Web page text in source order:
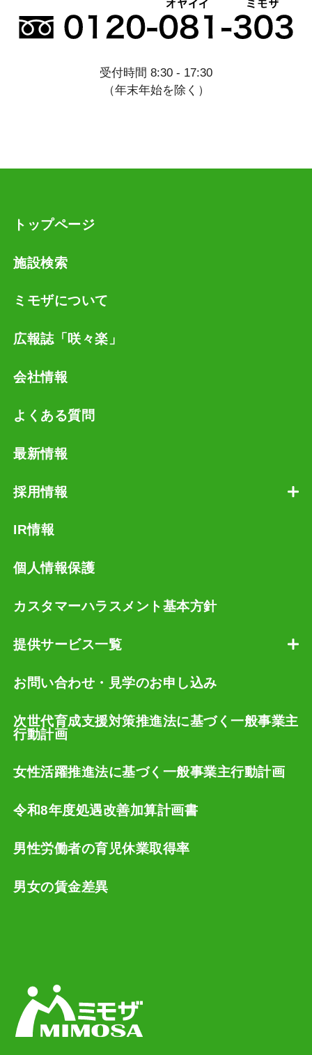
受付時間 8:30 - 17:30
（年末年始を除く）
トップページ
施設検索
ミモザについて
広報誌「咲々楽」
会社情報
よくある質問
最新情報
採用情報
IR情報
個人情報保護
カスタマーハラスメント基本方針
提供サービス一覧
お問い合わせ・見学のお申し込み
次世代育成支援対策推進法に基づく一般事業主
行動計画
女性活躍推進法に基づく一般事業主行動計画
令和8年度処遇改善加算計画書
男性労働者の育児休業取得率
男女の賃金差異